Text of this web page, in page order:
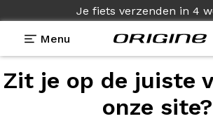
Je fiets verzenden in 4
Menu
Zit je op de juiste
onze site?
Uitrusting>Gereedschap >Set van
bandenlichters